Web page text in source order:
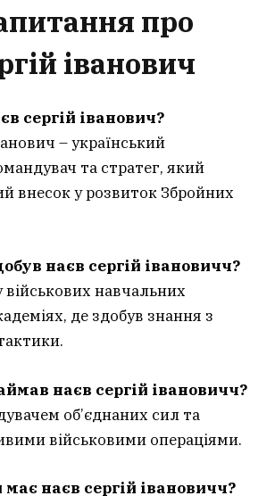
про
іванович
сергій іванович?
– український
та стратег, який
внесок у розвиток Збройних
наєв сергій івановичч?
військових навчальних
де здобув знання з
наєв сергій івановичч?
об’єднаних сил та
військовими операціями.
наєв сергій івановичч?